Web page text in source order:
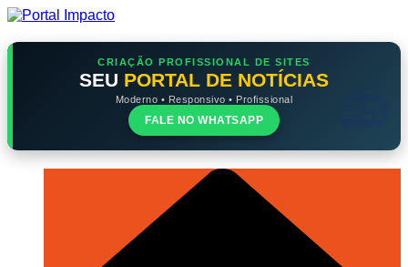
Ir
o
CRIAÇÃO PROFISSIONAL DE SITES
SEU PORTAL DE NOTÍCIAS
Moderno • Responsivo • Profissional
FALE NO WHATSAPP